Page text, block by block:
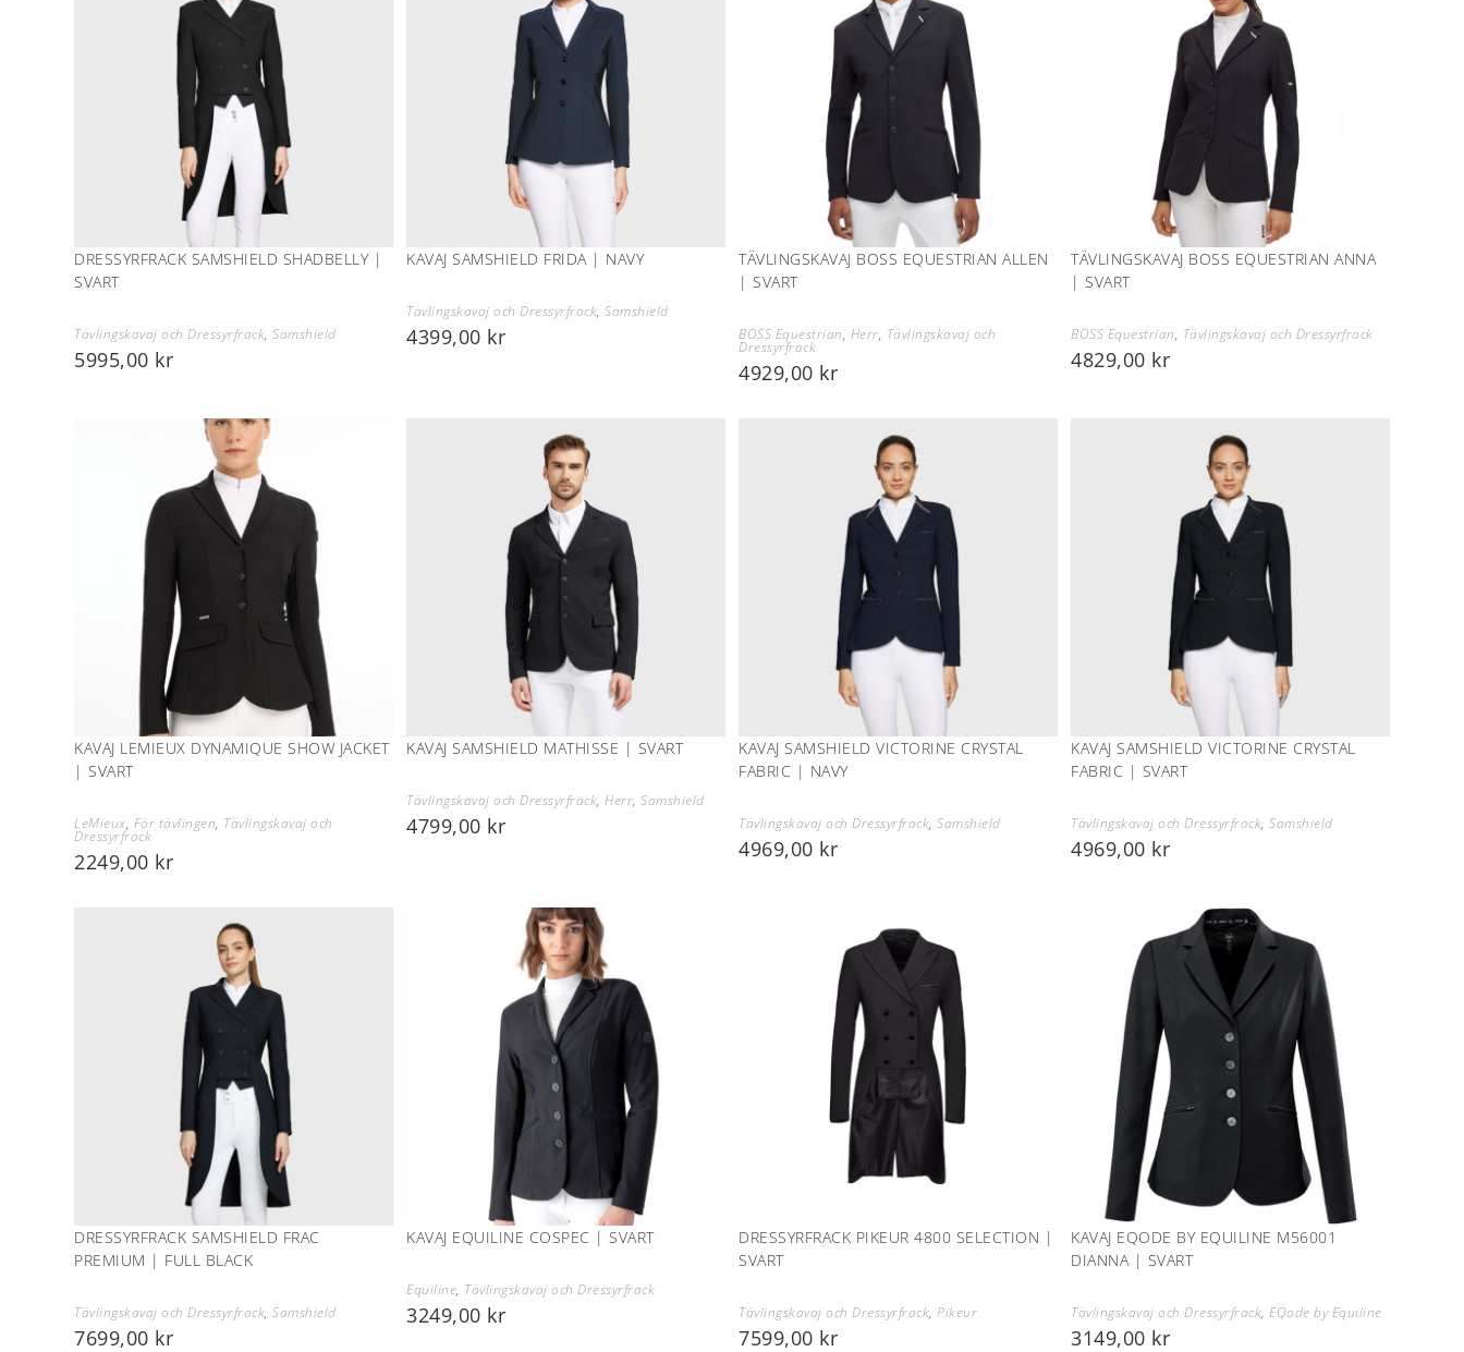
DRESSYRFRACK SAMSHIELD SHADBELLY |
SVART
Tävlingskavaj och Dressyrfrack,Samshield
5995,00 kr
KAVAJ SAMSHIELD FRIDA | NAVY
Tävlingskavaj och Dressyrfrack,Samshield
4399,00 kr
TÄVLINGSKAVAJ BOSS EQUESTRIAN ALLEN
| SVART
BOSS Equestrian, Herr, Tävlingskavaj och
Dressyrfrack
4929,00 kr
TÄVLINGSKAVAJ BOSS EQUESTRIAN ANNA
| SVART
BOSS Equestrian, Tävlingskavaj och Dressyrfrack
4829,00 kr
KAVAJ LEMIEUX DYNAMIQUE SHOW JACKET
| SVART
LeMieux, För tävlingen, Tävlingskavaj och
Dressyrfrack
2249,00 kr
KAVAJ SAMSHIELD MATHISSE | SVART
Tävlingskavaj och Dressyrfrack,Herr,Samshield
4799,00 kr
KAVAJ SAMSHIELD VICTORINE CRYSTAL
FABRIC | NAVY
Tävlingskavaj och Dressyrfrack,Samshield
4969,00 kr
KAVAJ SAMSHIELD VICTORINE CRYSTAL
FABRIC | SVART
Tävlingskavaj och Dressyrfrack,Samshield
4969,00 kr
DRESSYRFRACK SAMSHIELD FRAC
PREMIUM | FULL BLACK
Tävlingskavaj och Dressyrfrack,Samshield
7699,00 kr
KAVAJ EQUILINE COSPEC | SVART
Equiline, Tävlingskavaj och Dressyrfrack
3249,00 kr
DRESSYRFRACK PIKEUR 4800 SELECTION |
SVART
Tävlingskavaj och Dressyrfrack,Pikeur
7599,00 kr
KAVAJ EQODE BY EQUILINE M56001
DIANNA | SVART
Tävlingskavaj och Dressyrfrack,EQode by Equiline
3149,00 kr